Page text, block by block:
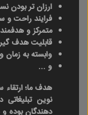
ارزان تر بودن
فرایند راحت و
متمرکز و هدفمند
قابلیت هدف
وابسته به
و ...
هدف ما؛
نوین
دهندگان بوده